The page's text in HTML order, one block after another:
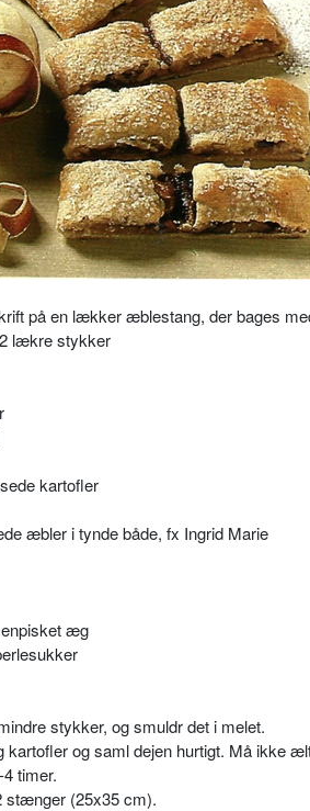
på en lækker æblestang, der bages
lækre stykker
kartofler
æbler i tynde både, fx Ingrid Marie
æg
stykker, og smuldr det i melet.
og saml dejen hurtigt. Må ikke
timer.
stænger (25x35 cm).